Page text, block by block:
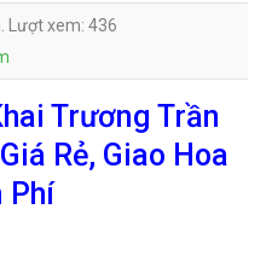
Lượt xem: 436
Trương Trần
Rẻ, Giao Hoa
Phí